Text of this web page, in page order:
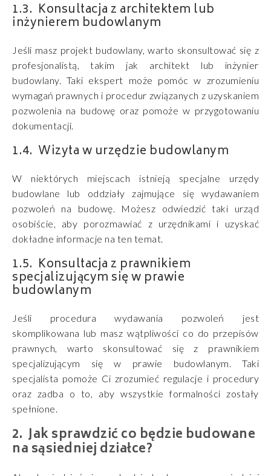
Konsultacja z architektem lub
inżynierem budowlanym
Jeśli masz projekt budowlany, warto skonsultować się z
profesjonalistą, takim jak architekt lub inżynier
budowlany. Taki ekspert może pomóc w zrozumieniu
wymagań prawnych i procedur związanych z uzyskaniem
pozwolenia na budowę oraz pomoże w przygotowaniu
dokumentacji.
Wizyta w urzędzie budowlanym
W niektórych miejscach istnieją specjalne urzędy
budowlane lub oddziały zajmujące się wydawaniem
pozwoleń na budowę. Możesz odwiedzić taki urząd
osobiście, aby porozmawiać z urzędnikami i uzyskać
dokładne informacje na ten temat.
Konsultacja z prawnikiem
specjalizującym się w prawie
budowlanym
Jeśli procedura wydawania pozwoleń jest
skomplikowana lub masz wątpliwości co do przepisów
prawnych, warto skonsultować się z prawnikiem
specjalizującym się w prawie budowlanym. Taki
specjalista pomoże Ci zrozumieć regulacje i procedury
oraz zadba o to, aby wszystkie formalności zostały
spełnione.
Jak sprawdzić co będzie budowane
na sąsiedniej działce?